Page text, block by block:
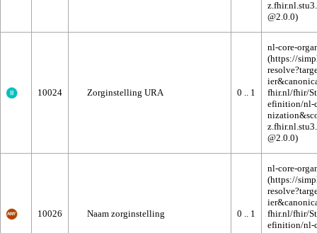
10024 Zorginstelling URA 0 .. 1
nl-core-
10026 Naam zorginstelling 0 .. 1
nl-core-